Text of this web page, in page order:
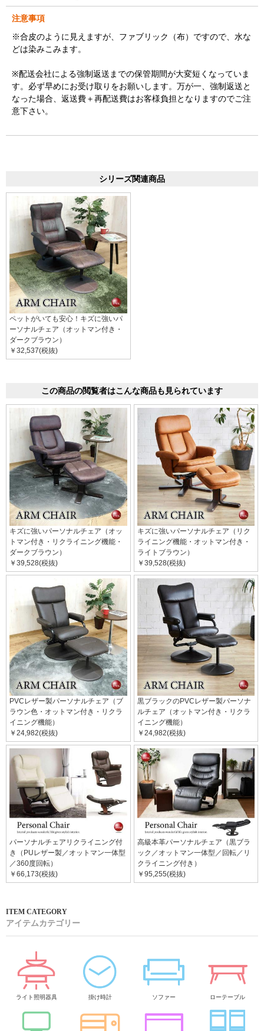
注意事項
※合皮のように見えますが、ファブリック（布）ですので、水な
どは染みこみます。
※配送会社による強制返送までの保管期間が大変短くなっていま
す。必ず早めにお受け取りをお願いします。万が一、強制返送と
なった場合、返送費＋再配送費はお客様負担となりますのでご注
意下さい。
シリーズ関連商品
ペットがいても安心！キズに強いパ
ーソナルチェア（オットマン付き・
ダークブラウン）
￥32,537(税抜)
この商品の閲覧者はこんな商品も見られています
キズに強いパーソナルチェア（オッ
トマン付き・リクライニング機能・
ダークブラウン）
￥39,528(税抜)
キズに強いパーソナルチェア（リク
ライニング機能・オットマン付き・
ライトブラウン）
￥39,528(税抜)
PVCレザー製パーソナルチェア（ブ
ラウン色・オットマン付き・リクラ
イニング機能）
￥24,982(税抜)
黒ブラックのPVCレザー製パーソナ
ルチェア（オットマン付き・リクラ
イニング機能）
￥24,982(税抜)
パーソナルチェアリクライニング付
き（PUレザー製／オットマン一体型
／360度回転）
￥66,173(税抜)
高級本革パーソナルチェア（黒ブラ
ック／オットマン一体型／回転／リ
クライニング付き）
￥95,255(税抜)
アイテムカテゴリー
ライト照明器具 掛け時計 ソファー ローテーブル